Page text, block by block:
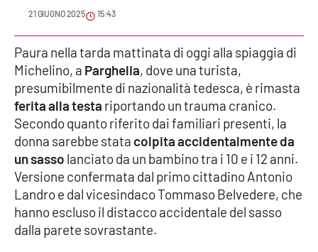
VIDEO
Ambiente
Cronaca
Cultura
Economia e Lavoro
21 GIUGNO 2025 15:43
Paura nella tarda mattinata di oggi alla spiaggia di
Michelino, a Parghelia, dove una turista,
presumibilmente di nazionalità tedesca, è rimasta
ferita alla testa riportando un trauma cranico.
Secondo quanto riferito dai familiari presenti, la
donna sarebbe stata colpita accidentalmente da
un sasso lanciato da un bambino tra i 10 e i 12 anni.
Versione confermata dal primo cittadino Antonio
Landro e dal vicesindaco Tommaso Belvedere, che
hanno escluso il distacco accidentale del sasso
dalla parete sovrastante.